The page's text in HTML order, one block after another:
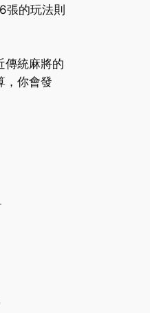
張的玩法則
傳統麻將的
，你會發